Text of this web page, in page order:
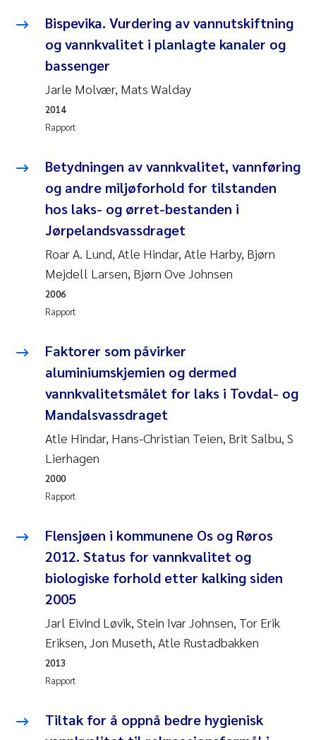
Kathrine Ivsett Johnsen
Line Johanne Barkved
Pawel Krzeminski
Juan Carlos Farias Pardo
Chiara Consolaro
Frode Sundnes
Ian Allan
Bert van Bavel
Marianne Mosberg
Kathinka Fürst
Caroline Enge
Hans Nicolai Adam
Mari Moren
Helene Frigstad
Liv Bente Skancke
Maeve McGovern
Erling Aarhus Bratsberg
Heleen de Wit
Bispevika. Vurdering av vannutskiftning
og vannkvalitet i planlagte kanaler og
bassenger
Jarle Molvær, Mats Walday
Rapport
2014
Betydningen av vannkvalitet, vannføring
og andre miljøforhold for tilstanden
hos laks- og ørret-bestanden i
Jørpelandsvassdraget
Roar A. Lund, Atle Hindar, Atle Harby, Bjørn
Mejdell Larsen, Bjørn Ove Johnsen
Rapport
2006
Faktorer som påvirker
aluminiumskjemien og dermed
vannkvalitetsmålet for laks i Tovdal- og
Mandalsvassdraget
Atle Hindar, Hans-Christian Teien, Brit Salbu, S
Lierhagen
Rapport
2000
Flensjøen i kommunene Os og Røros
2012. Status for vannkvalitet og
biologiske forhold etter kalking siden
2005
Jarl Eivind Løvik, Stein Ivar Johnsen, Tor Erik
Eriksen, Jon Museth, Atle Rustadbakken
Rapport
2013
Tiltak for å oppnå bedre hygienisk